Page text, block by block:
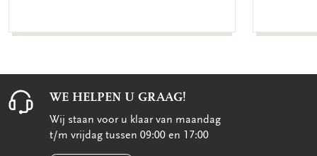
WE HELPEN U GRAAG!
Wij staan voor u klaar van maandag
t/m vrijdag tussen 09:00 en 17:00